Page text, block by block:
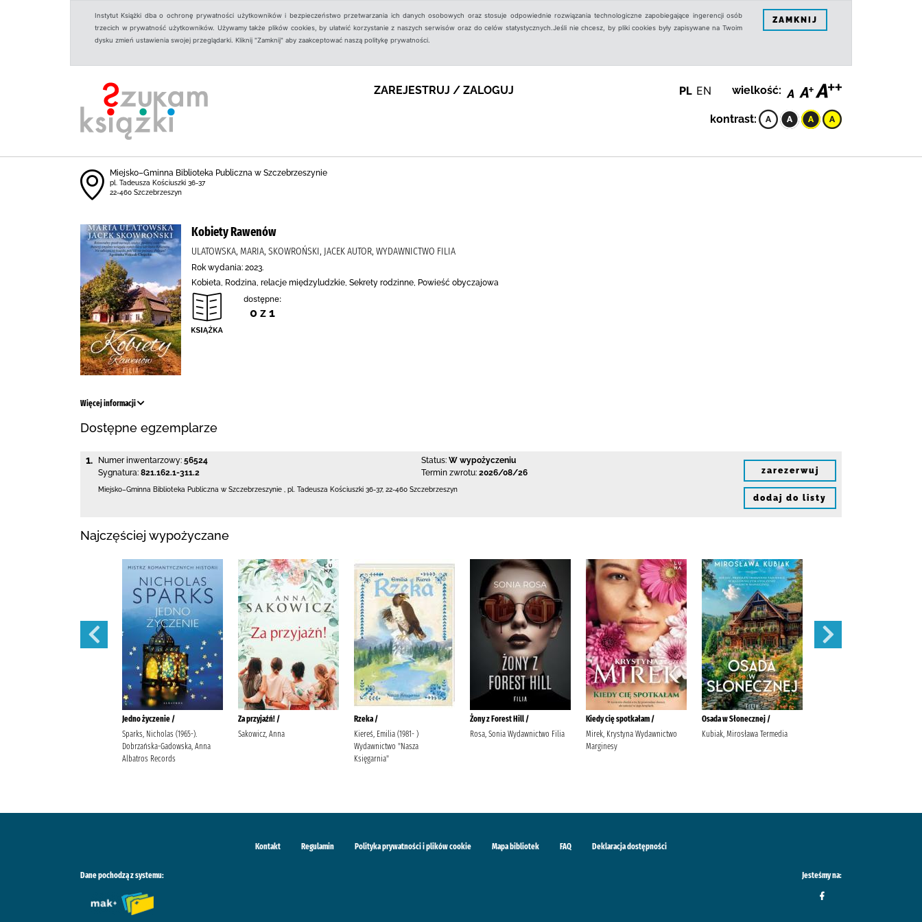
Instytut Książki dba o ochronę prywatności użytkowników i bezpieczeństwo przetwarzania ich danych osobowych oraz stosuje odpowiednie rozwiązania technologiczne zapobiegające ingerencji osób
trzecich w prywatność użytkowników. Używamy także plików cookies, by ułatwić korzystanie z naszych serwisów oraz do celów statystycznych.Jeśli nie chcesz, by pliki cookies były zapisywane na Twoim
dysku zmień ustawienia swojej przeglądarki. Kliknij "Zamknij" aby zaakceptować naszą politykę prywatności.
ZAMKNIJ
ZAREJESTRUJ / ZALOGUJ PL EN wielkość:
kontrast:
Miejsko–Gminna Biblioteka Publiczna w Szczebrzeszynie
pl. Tadeusza Kościuszki 36-37
22-460 Szczebrzeszyn
Kobiety Rawenów
ULATOWSKA, MARIA, SKOWROŃSKI, JACEK AUTOR, WYDAWNICTWO FILIA
Rok wydania: 2023.
Kobieta, Rodzina, relacje międzyludzkie, Sekrety rodzinne, Powieść obyczajowa
dostępne:
0 z 1
Więcej informacji
Dostępne egzemplarze
1. Numer inwentarzowy: 56524
Sygnatura: 821.162.1-311.2
Status: W wypożyczeniu
Termin zwrotu: 2026/08/26
Miejsko–Gminna Biblioteka Publiczna w Szczebrzeszynie pl. Tadeusza Kościuszki 36-37, 22-460 Szczebrzeszyn
zarezerwuj
dodaj do listy
Najczęściej wypożyczane
Jedno życzenie /
Sparks, Nicholas (1965-).
Dobrzańska-Gadowska, Anna
Albatros Records
Za przyjaźń! /
Sakowicz, Anna
Rzeka /
Kiereś, Emilia (1981- )
Wydawnictwo "Nasza
Księgarnia"
Żony z Forest Hill /
Rosa, Sonia Wydawnictwo Filia
Kiedy cię spotkałam /
Mirek, Krystyna Wydawnictwo
Marginesy
Osada w Słonecznej /
Kubiak, Mirosława Termedia
Kontakt Regulamin Polityka prywatności i plików cookie Mapa bibliotek FAQ Deklaracja dostępności
Dane pochodzą z systemu: Jesteśmy na: